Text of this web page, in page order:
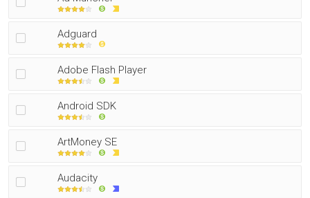
Adguard
Adobe Flash Player
Android SDK
ArtMoney SE
Audacity